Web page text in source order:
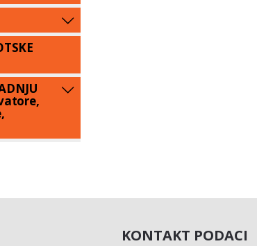
KONTAKT PODACI